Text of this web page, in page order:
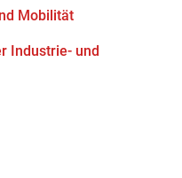
Mobilität
Industrie- und